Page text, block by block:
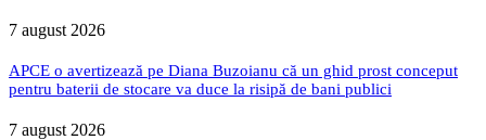
7 august 2026
APCE o avertizează pe Diana Buzoianu că un ghid prost conceput
pentru baterii de stocare va duce la risipă de bani publici
7 august 2026